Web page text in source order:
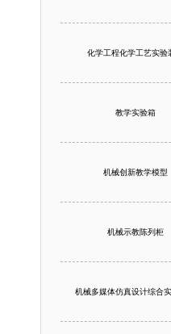
化学工程化学工艺实验
教学实验箱
机械创新教学模型
机械示教陈列柜
机械多媒体仿真设计综合